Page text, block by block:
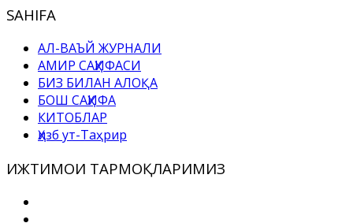
SAHIFA
АЛ-ВАЪЙ ЖУРНАЛИ
АМИР САҲИФАСИ
БИЗ БИЛАН АЛОҚА
БОШ САҲИФА
КИТОБЛАР
Ҳизб ут-Таҳрир
ИЖТИМОИ ТАРМОҚЛАРИМИЗ